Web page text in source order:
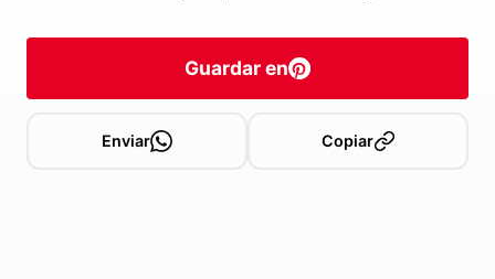
Guardar en
Enviar Copiar